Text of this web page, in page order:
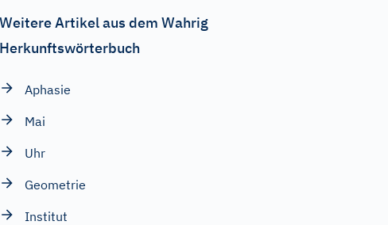
Weitere Artikel aus dem Wahrig
Herkunftswörterbuch
Aphasie
Mai
Uhr
Geometrie
Institut